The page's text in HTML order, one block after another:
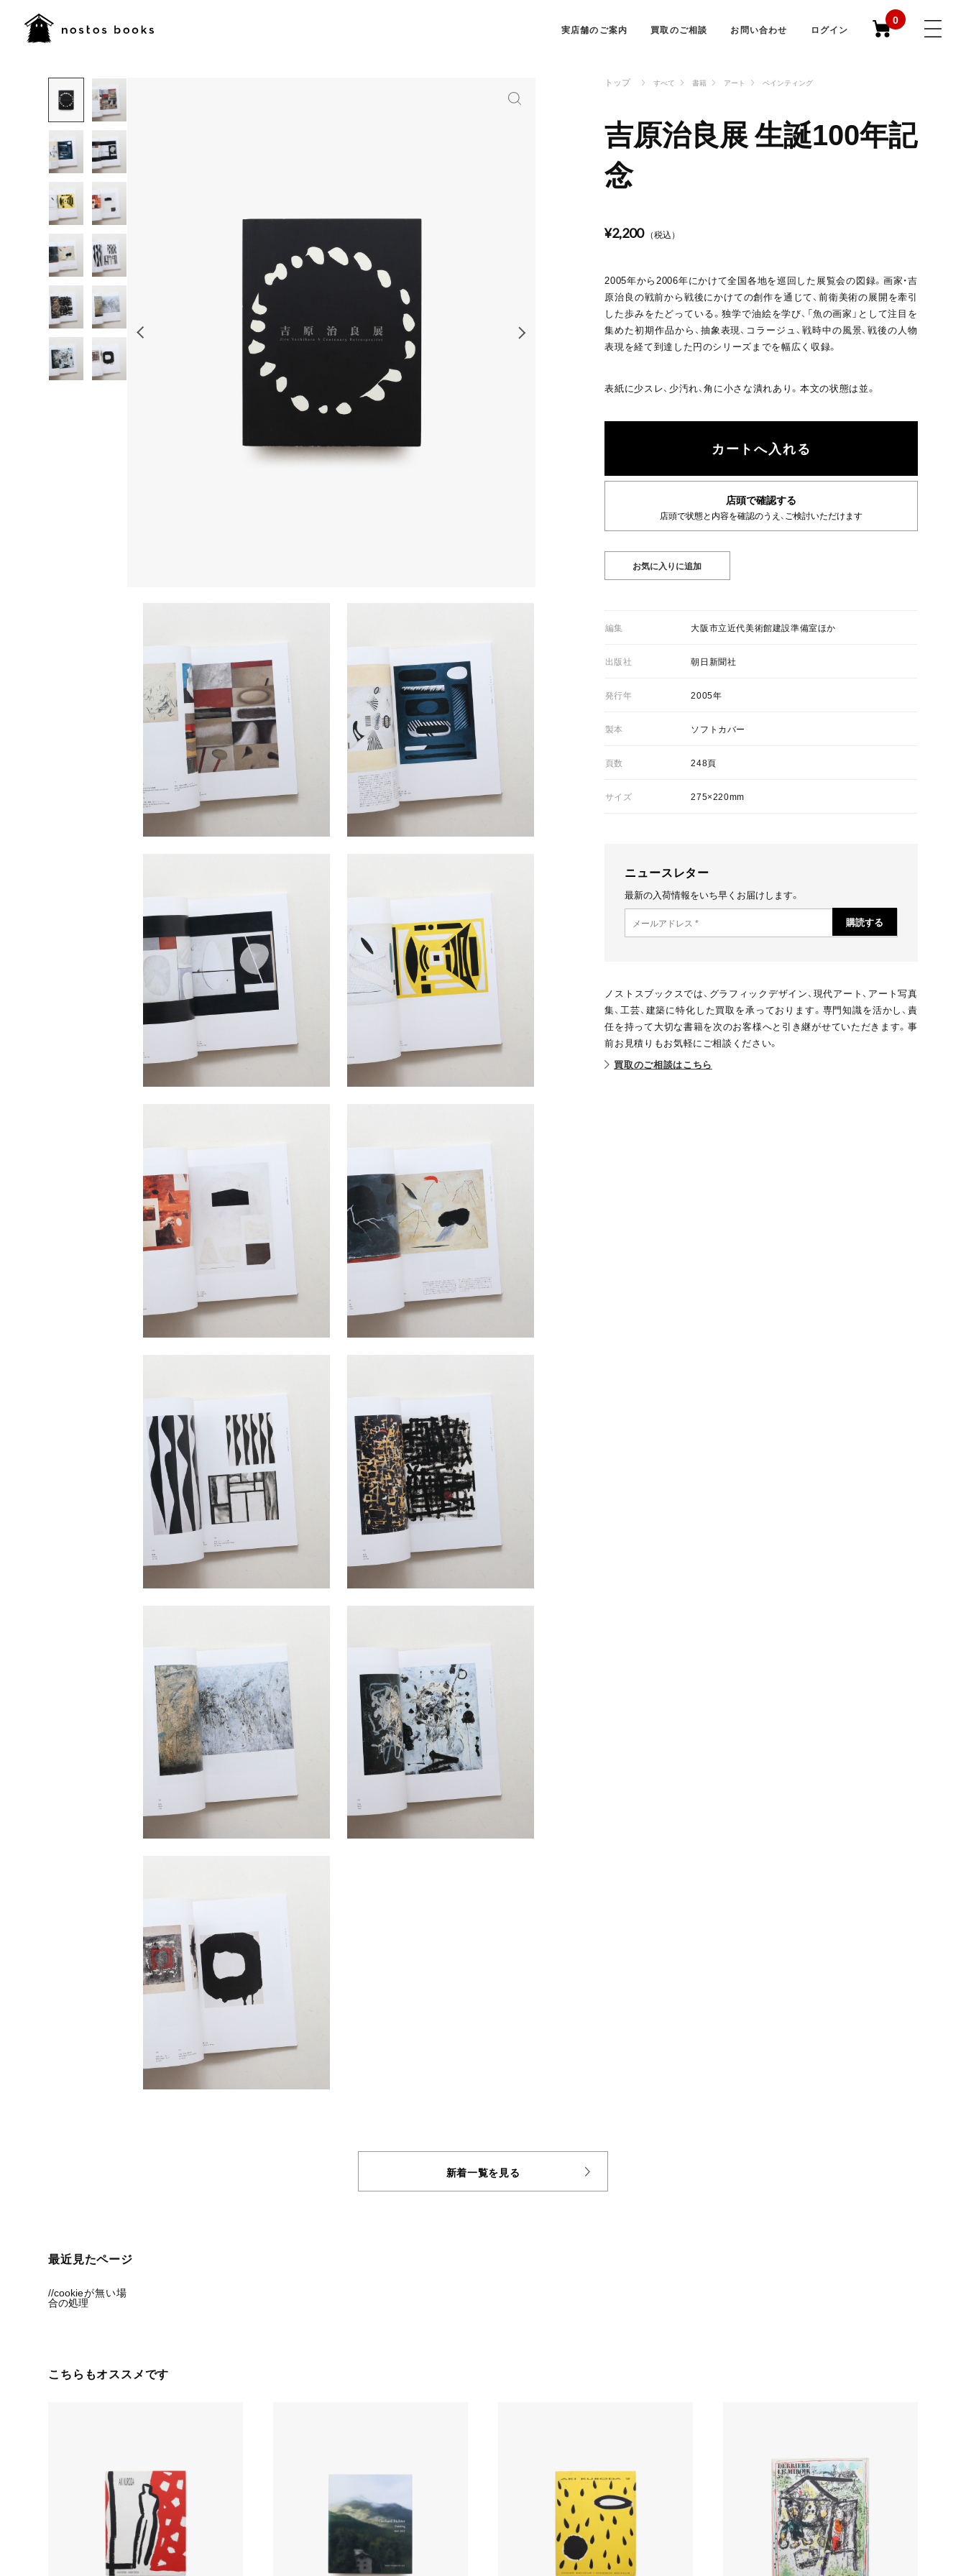
実店舗のご案内 買取のご相談 お問い合わせ ログイン
0
トップ すべて 書籍 アート ペインティング
吉原治良展 生誕100年記
念
¥2,200 （税込）
2005年から2006年にかけて全国各地を巡回した展覧会の図録。画家・吉
原治良の戦前から戦後にかけての創作を通じて、前衛美術の展開を牽引
した歩みをたどっている。独学で油絵を学び、「魚の画家」として注目を
集めた初期作品から、抽象表現、コラージュ、戦時中の風景、戦後の人物
表現を経て到達した円のシリーズまでを幅広く収録。
表紙に少スレ、少汚れ、角に小さな潰れあり。本文の状態は並。
店頭で確認する
店頭で状態と内容を確認のうえ、ご検討いただけます
01編集 大阪市立近代美術館建設準備室ほか
03出版社 朝日新聞社
05発行年 2005年
06製本 ソフトカバー
07頁数 248頁
08サイズ 275×220mm
ニュースレター
最新の入荷情報をいち早くお届けします。
ノストスブックスでは、グラフィックデザイン、現代アート、アート写真
集、工芸、建築に特化した買取を承っております。専門知識を活かし、責
任を持って大切な書籍を次のお客様へと引き継がせていただきます。事
前お見積りもお気軽にご相談ください。
買取のご相談はこちら
新着一覧を見る
最近見たページ
//cookieが無い場
合の処理
こちらもオススメです